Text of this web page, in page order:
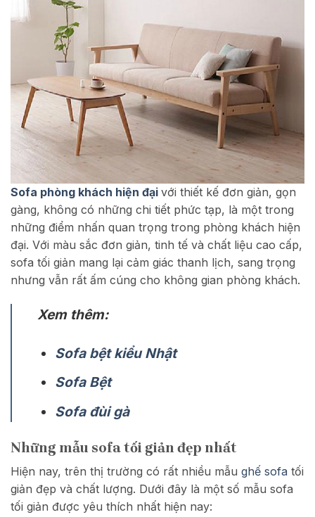
Sofa phòng khách hiện đại với thiết kế đơn giản, gọn
gàng, không có những chi tiết phức tạp, là một trong
những điểm nhấn quan trọng trong phòng khách hiện
đại. Với màu sắc đơn giản, tinh tế và chất liệu cao cấp,
sofa tối giản mang lại cảm giác thanh lịch, sang trọng
nhưng vẫn rất ấm cúng cho không gian phòng khách.
Xem thêm:
Sofa bệt kiểu Nhật
Sofa Bệt
Sofa đùi gà
Những mẫu sofa tối giản đẹp nhất
Hiện nay, trên thị trường có rất nhiều mẫu ghế sofa tối
giản đẹp và chất lượng. Dưới đây là một số mẫu sofa
tối giản được yêu thích nhất hiện nay: